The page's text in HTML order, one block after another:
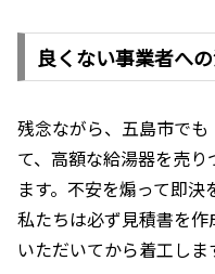
良くない事業者へ
残念ながら、五島市で
て、高額な給湯器を売
ます。不安を煽って即決
私たちは必ず見積書を
いただいてから着工しま